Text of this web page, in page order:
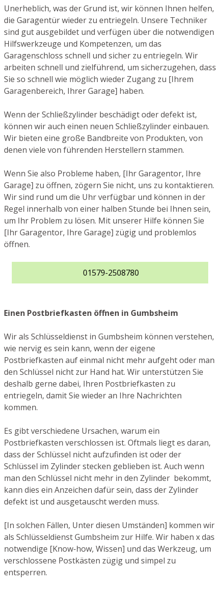
Unerheblich, was der Grund ist, wir können Ihnen helfen,
die Garagentür wieder zu entriegeln. Unsere Techniker
sind gut ausgebildet und verfügen über die notwendigen
Hilfswerkzeuge und Kompetenzen, um das
Garagenschloss schnell und sicher zu entriegeln. Wir
arbeiten schnell und zielführend, um sicherzugehen, dass
Sie so schnell wie möglich wieder Zugang zu [Ihrem
Garagenbereich, Ihrer Garage] haben.
Wenn der Schließzylinder beschädigt oder defekt ist,
können wir auch einen neuen Schließzylinder einbauen.
Wir bieten eine große Bandbreite von Produkten, von
denen viele von führenden Herstellern stammen.
Wenn Sie also Probleme haben, [Ihr Garagentor, Ihre
Garage] zu öffnen, zögern Sie nicht, uns zu kontaktieren.
Wir sind rund um die Uhr verfügbar und können in der
Regel innerhalb von einer halben Stunde bei Ihnen sein,
um Ihr Problem zu lösen. Mit unserer Hilfe können Sie
[Ihr Garagentor, Ihre Garage] zügig und problemlos
öffnen.
01579-2508780
Einen Postbriefkasten öffnen in Gumbsheim
Wir als Schlüsseldienst in Gumbsheim können verstehen,
wie nervig es sein kann, wenn der eigene
Postbriefkasten auf einmal nicht mehr aufgeht oder man
den Schlüssel nicht zur Hand hat. Wir unterstützen Sie
deshalb gerne dabei, Ihren Postbriefkasten zu
entriegeln, damit Sie wieder an Ihre Nachrichten
kommen.
Es gibt verschiedene Ursachen, warum ein
Postbriefkasten verschlossen ist. Oftmals liegt es daran,
dass der Schlüssel nicht aufzufinden ist oder der
Schlüssel im Zylinder stecken geblieben ist. Auch wenn
man den Schlüssel nicht mehr in den Zylinder bekommt,
kann dies ein Anzeichen dafür sein, dass der Zylinder
defekt ist und ausgetauscht werden muss.
[In solchen Fällen, Unter diesen Umständen] kommen wir
als Schlüsseldienst Gumbsheim zur Hilfe. Wir haben x das
notwendige [Know-how, Wissen] und das Werkzeug, um
verschlossene Postkästen zügig und simpel zu
entsperren.